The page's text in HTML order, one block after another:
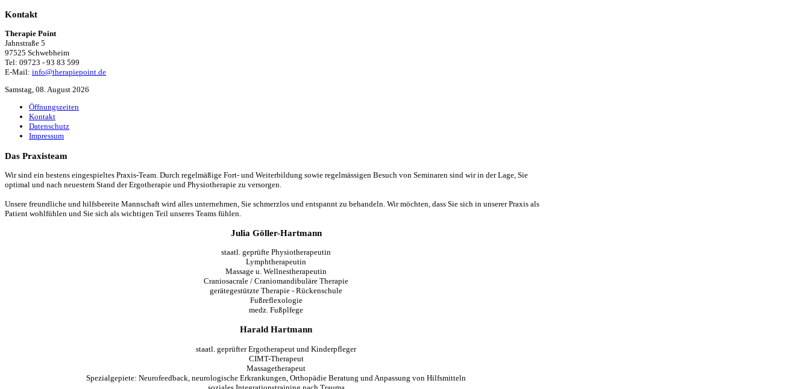
Kontakt
Therapie Point
Jahnstraße 5
97525 Schwebheim
Tel: 09723 - 93 83 599
E-Mail: info@therapiepoint.de
Samstag, 08. August 2026
Öffnungszeiten
Kontakt
Datenschutz
Impressum
Das Praxisteam
Wir sind ein bestens eingespieltes Praxis-Team. Durch regelmäßige Fort- und Weiterbildung sowie regelmässigen Besuch von Seminaren sind wir in der Lage, Sie
optimal und nach neuestem Stand der Ergotherapie und Physiotherapie zu versorgen.
Unsere freundliche und hilfsbereite Mannschaft wird alles unternehmen, Sie schmerzlos und entspannt zu behandeln. Wir möchten, dass Sie sich in unserer Praxis als
Patient wohlfühlen und Sie sich als wichtigen Teil unseres Teams fühlen.
Julia Göller-Hartmann
staatl. geprüfte Physiotherapeutin
Lymphtherapeutin
Massage u. Wellnestherapeutin
Craniosacrale / Craniomandibuläre Therapie
gerätegestützte Therapie - Rückenschule
Fußreflexologie
medz. Fußplfege
Harald Hartmann
staatl. geprüfter Ergotherapeut und Kinderpfleger
CIMT-Therapeut
Massagetherapeut
Spezialgepiete: Neurofeedback, neurologische Erkrankungen, Orthopädie Beratung und Anpassung von Hilfsmitteln